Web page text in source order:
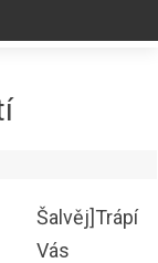
Šalvěj]Trápí
Vás